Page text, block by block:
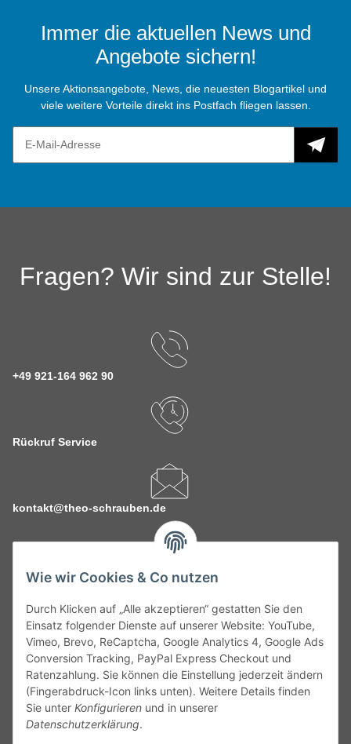
Wie wir Cookies & Co nutzen
Durch Klicken auf „Alle akzeptieren“ gestatten Sie den
Einsatz folgender Dienste auf unserer Website: YouTube,
Vimeo, Brevo, ReCaptcha, Google Analytics 4, Google Ads
Conversion Tracking, PayPal Express Checkout und
Ratenzahlung. Sie können die Einstellung jederzeit ändern
(Fingerabdruck-Icon links unten). Weitere Details finden
Sie unter Konfigurieren und in unserer
Datenschutzerklärung.
Immer die aktuellen News und
Angebote sichern!
Unsere Aktionsangebote, News, die neuesten Blogartikel und
viele weitere Vorteile direkt ins Postfach fliegen lassen.
Fragen? Wir sind zur Stelle!
+49 921-164 962 90
Rückruf Service
kontakt@theo-schrauben.de
Service
Gesetzliche Informationen
Alle technischen Angaben ohne Gewähr. Irrtümer und fehlerhafte
Angaben vorbehalten. Wenn Sie Datenblätter oder spezielle